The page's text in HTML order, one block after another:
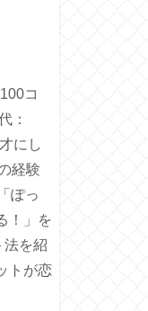
コ
：
にし
経験
ぽっ
！」を
法を紹
トが恋